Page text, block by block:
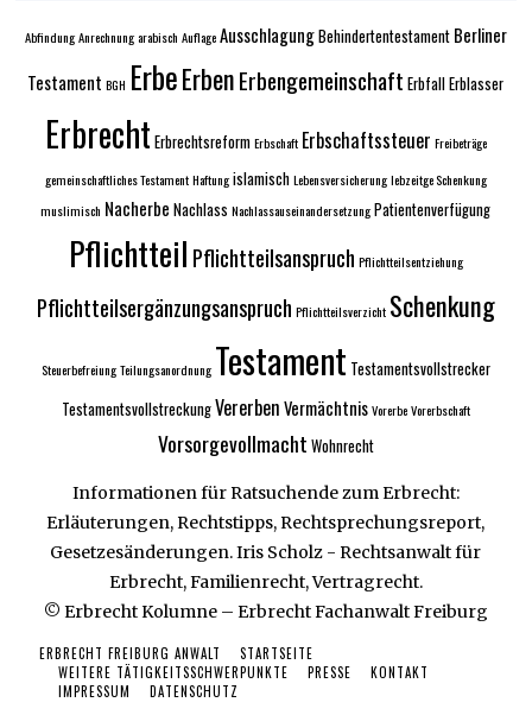
AbfindungAnrechnungarabisch AuflageAusschlagungBehindertentestament Berliner
Testament BGH ErbeErbenErbengemeinschaft ErbfallErblasser
Erbrecht ErbrechtsreformErbschaft Erbschaftssteuer Freibeträge
gemeinschaftliches TestamentHaftungislamischLebensversicherunglebzeitge Schenkung
muslimisch Nacherbe Nachlass NachlassauseinandersetzungPatientenverfügung
Pflichtteil Pflichtteilsanspruch Pflichtteilsentziehung
Pflichtteilsergänzungsanspruch Pflichtteilsverzicht Schenkung
SteuerbefreiungTeilungsanordnung Testament Testamentsvollstrecker
TestamentsvollstreckungVererbenVermächtnisVorerbeVorerbschaft
Vorsorgevollmacht Wohnrecht
Informationen für Ratsuchende zum Erbrecht:
Erläuterungen, Rechtstipps, Rechtsprechungsreport,
Gesetzesänderungen. Iris Scholz - Rechtsanwalt für
Erbrecht, Familienrecht, Vertragrecht.
© Erbrecht Kolumne – Erbrecht Fachanwalt Freiburg
ERBRECHT FREIBURG ANWALT
STARTSEITE
WEITERE TÄTIGKEITSSCHWERPUNKTE
PRESSE
KONTAKT
IMPRESSUM
DATENSCHUTZ